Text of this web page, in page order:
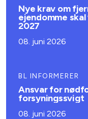
Nye krav om
ejendomme
2027
08. juni 2026
BL INFORMERER
Ansvar for
forsyningssvigt
08. juni 2026